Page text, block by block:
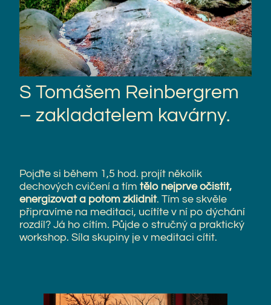
S Tomášem Reinbergrem
– zakladatelem kavárny.
Pojďte si během 1,5 hod. projít několik
dechových cvičení a tímtělo nejprve očistit,
energizovat a potom zklidnit. Tím se skvěle
připravíme na meditaci, ucítíte v ní po dýchání
rozdíl? Já ho cítím. Půjde o stručný a praktický
workshop. Síla skupiny je v meditaci cítit.